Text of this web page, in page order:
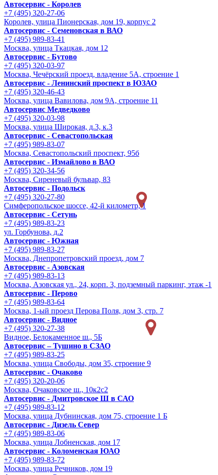
Автосервис - Королев
+7 (495) 320-27-06
Королев, улица Пионерская, дом 19, корпус 2
Автосервис - Семеновская в ВАО
+7 (495) 989-83-41
Москва, улица Ткацкая, дом 12
Автосервис - Бутово
+7 (495) 320-03-97
Москва, Чечёрский проезд, владение 5А, строение 1
Автосервис - Ленинский проспект в ЮЗАО
+7 (495) 320-46-43
Москва, улица Вавилова, дом 9A, строение 11
Автосервис Медведково
+7 (495) 320-03-98
Москва, улица Широкая, д.3, к.3
Автосервис - Cевастопольская
+7 (495) 989-83-07
Москва, Севастопольский проспект, 95б
Автосервис - Измайлово в ВАО
+7 (495) 320-34-56
Москва, Сиреневый бульвар, 83
Автосервис - Подольск
+7 (495) 320-27-80
Симферопольское шоссе, 42-й километр, 1
Автосервис - Сетунь
+7 (495) 989-83-23
ул. Горбунова, д.2
Автосервис - Южная
+7 (495) 989-83-27
Москва, Днепропетровский проезд, дом 7
Автосервис - Азовская
+7 (495) 989-83-13
Москва, Азовская ул., 24, корп. 3, подземный паркинг, этаж -1
Автосервис - Перово
+7 (495) 989-83-64
Москва, 1-ый проезд Перова Поля, дом 3, стр. 7
Автосервис - Видное
+7 (495) 320-27-38
Видное, Белокаменное ш., 5Б
Автосервис – Тушино в СЗАО
+7 (495) 989-83-25
Москва, улица Свободы, дом 35, строение 9
Автосервис - Очаково
+7 (495) 320-20-06
Москва, Очаковское ш., 10к2с2
Автосервис - Дмитровское Ш в САО
+7 (495) 989-83-12
Москва, улица Дубнинская, дом 75, строение 1 Б
Автосервис - Дизель Север
+7 (495) 989-83-06
Москва, улица Лобненская, дом 17
Автосервис - Коломенская ЮАО
+7 (495) 989-83-72
Москва, улица Речников, дом 19